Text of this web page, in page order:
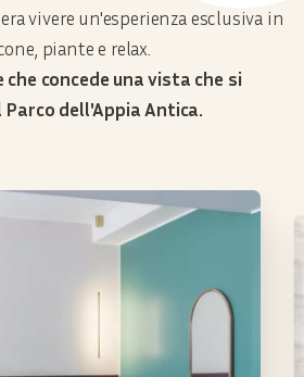
vivere un'esperienza esclusiva in
piante e relax.
che concede una vista che si
Parco dell'Appia Antica.